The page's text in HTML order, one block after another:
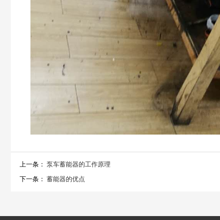
上一条： 泵车蓄能器的工作原理
下一条： 蓄能器的优点